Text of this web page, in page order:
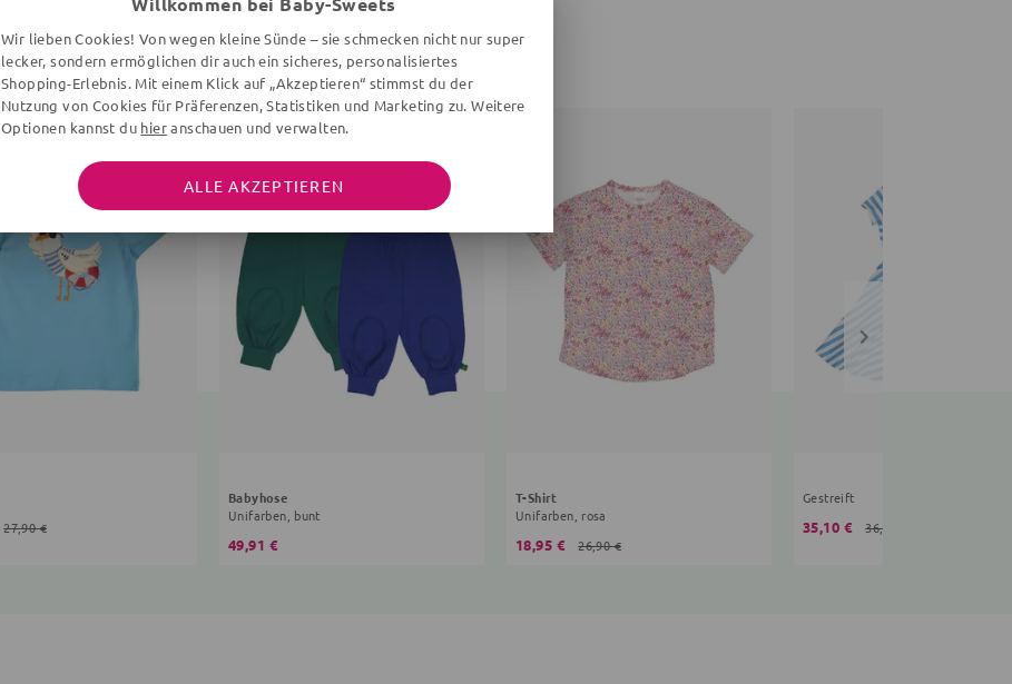
WEITERE ARTIKEL DER MARKE
27,90 €
Babyhose
Unifarben, bunt
49,91 €
T-Shirt
Unifarben, rosa
18,95 € 26,90 €
Gestreift
35,10 € 36,90 €
Wir lieben Cookies! Von wegen kleine Sünde – sie schmecken nicht nur super
lecker, sondern ermöglichen dir auch ein sicheres, personalisiertes
Shopping-Erlebnis. Mit einem Klick auf „Akzeptieren“ stimmst du der
Nutzung von Cookies für Präferenzen, Statistiken und Marketing zu. Weitere
Optionen kannst du hieranschauen und verwalten.
ALLE AKZEPTIEREN